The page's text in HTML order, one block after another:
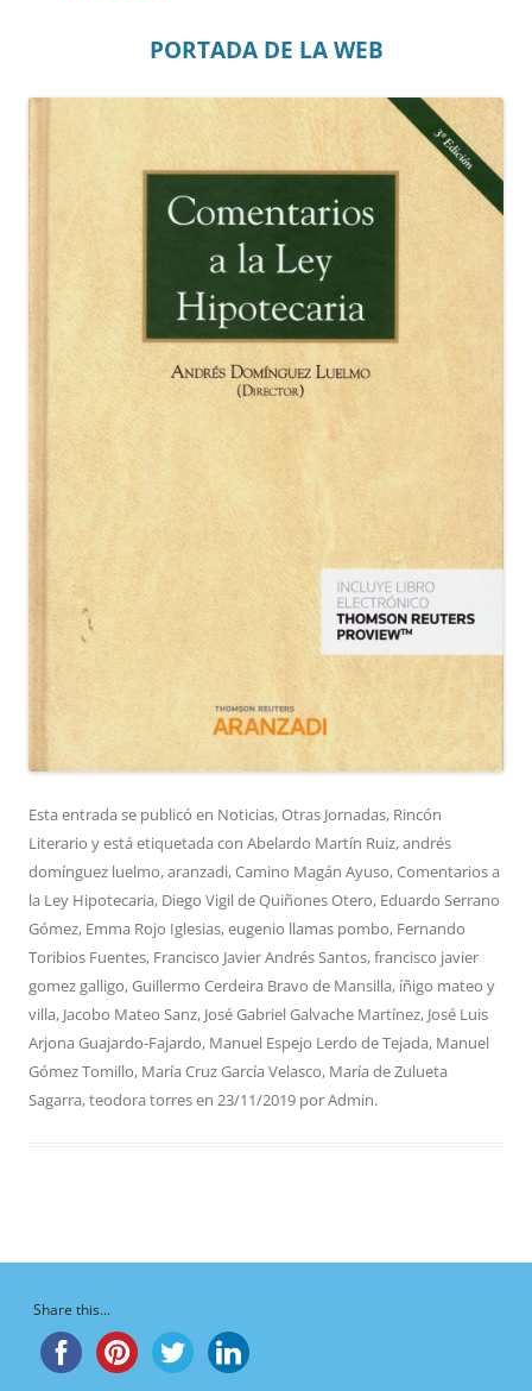
PORTADA DE LA WEB
Esta entrada se publicó en Noticias,Otras Jornadas, Rincón
Literario y está etiquetada con Abelardo Martín Ruiz,andrés
domínguez luelmo,aranzadi,Camino Magán Ayuso,Comentarios a
la Ley Hipotecaria, Diego Vigil de Quiñones Otero, Eduardo Serrano
Gómez, Emma Rojo Iglesias,eugenio llamas pombo, Fernando
Toribios Fuentes, Francisco Javier Andrés Santos,francisco javier
gomez galligo,Guillermo Cerdeira Bravo de Mansilla, íñigo mateo y
villa, Jacobo Mateo Sanz, José Gabriel Galvache Martínez, José Luis
Arjona Guajardo-Fajardo, Manuel Espejo Lerdo de Tejada, Manuel
Gómez Tomillo, María Cruz García Velasco, María de Zulueta
Sagarra,teodora torresen 23/11/2019 porAdmin.
Share this...